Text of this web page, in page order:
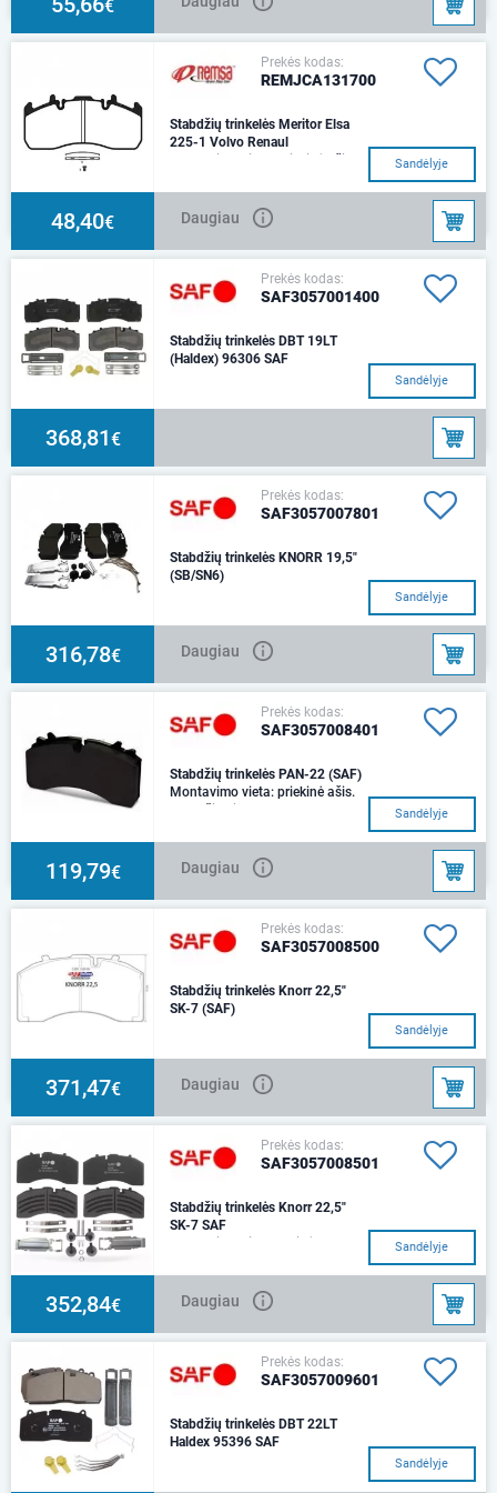
€
Prekės kodas:
REMJCA131700
Stabdžių trinkelės Meritor Elsa
225-1 Volvo Renaul
Montavimo vieta: priekinė ašis.
225-1 Ilgis: 216 mm Aukštis:
99,5 mm, S
Sandėlyje
48,40€ Daugiau
Prekės kodas:
SAF3057001400
Stabdžių trinkelės DBT 19LT
(Haldex) 96306 SAF
Sandėlyje
368,81€
Prekės kodas:
SAF3057007801
Stabdžių trinkelės KNORR 19,5"
(SB/SN6)
Sandėlyje
316,78€ Daugiau
Prekės kodas:
SAF3057008401
Stabdžių trinkelės PAN-22 (SAF)
Montavimo vieta: priekinė ašis.
Stabdžių sistema: WABCO PAN
109,6 mmStor
Sandėlyje
119,79€ Daugiau
Prekės kodas:
SAF3057008500
Stabdžių trinkelės Knorr 22,5"
SK-7 (SAF)
Sandėlyje
371,47€ Daugiau
Prekės kodas:
SAF3057008501
Stabdžių trinkelės Knorr 22,5"
SK-7 SAF
Montavimo vieta: galinė
210,7Aukštis [mm]:
108Susidėvėjimo įspėjimo
Sandėlyje
352,84€ Daugiau
Prekės kodas:
SAF3057009601
Stabdžių trinkelės DBT 22LT
Haldex 95396 SAF
Sandėlyje